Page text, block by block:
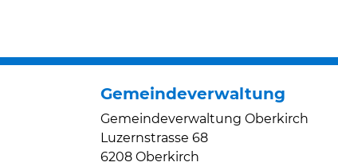
Gemeindeverwaltung
Gemeindeverwaltung Oberkirch
Luzernstrasse 68
6208 Oberkirch